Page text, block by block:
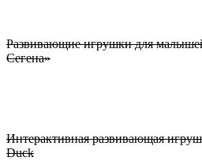
Развивающие игрушки для
Сегена»
Интерактивная развивающая
Duck